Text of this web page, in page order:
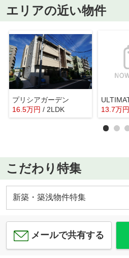
エリアの近い物件
プリシアガーデン
16.5万円 / 2LDK
13.7万円
こだわり特集
新築・築浅物件特集
メールで共有する